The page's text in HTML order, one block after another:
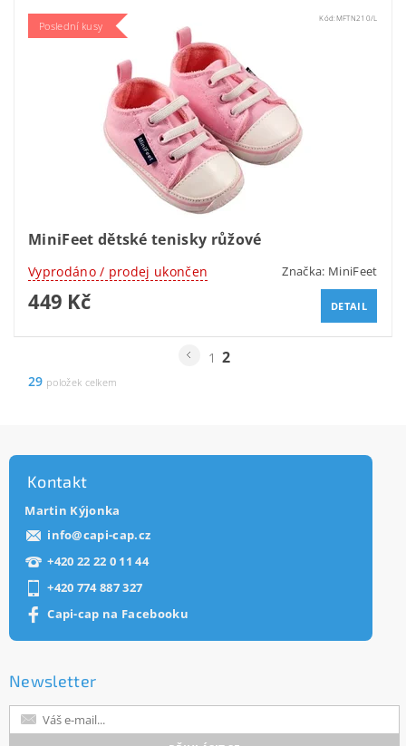
Poslední kusy
Kód: MFTN210/L
MiniFeet dětské tenisky růžové
Vyprodáno / prodej ukončen Značka: MiniFeet
449 Kč DETAIL
1 2
29 položek celkem
Kontakt
Martin Kýjonka
info@capi-cap.cz
+420 22 22 0 11 44
+420 774 887 327
Capi-cap na Facebooku
Newsletter